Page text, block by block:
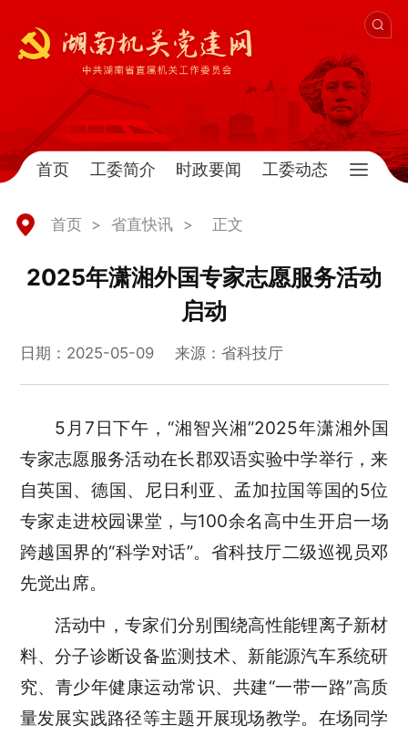
首页 工委简介 时政要闻 工委动态
首页 > 省直快讯 > 正文
2025年潇湘外国专家志愿服务活动
启动
日期：2025-05-09 来源：省科技厅
5月7日下午，“湘智兴湘”2025年潇湘外国
专家志愿服务活动在长郡双语实验中学举行，来
自英国、德国、尼日利亚、孟加拉国等国的5位
专家走进校园课堂，与100余名高中生开启一场
跨越国界的“科学对话”。省科技厅二级巡视员邓
先觉出席。
活动中，专家们分别围绕高性能锂离子新材
料、分子诊断设备监测技术、新能源汽车系统研
究、青少年健康运动常识、共建“一带一路”高质
量发展实践路径等主题开展现场教学。在场同学